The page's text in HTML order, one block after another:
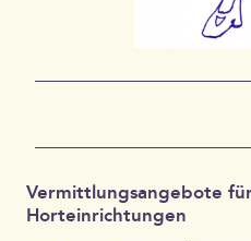
Vermittlungsangebote
Horteinrichtungen